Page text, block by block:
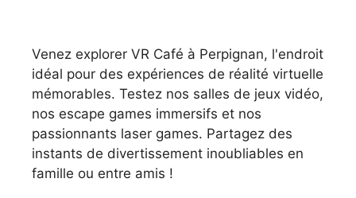
Venez explorer VR Café à Perpignan, l'endroit
idéal pour des expériences de réalité virtuelle
mémorables. Testez nos salles de jeux vidéo,
nos escape games immersifs et nos
passionnants laser games. Partagez des
instants de divertissement inoubliables en
famille ou entre amis !